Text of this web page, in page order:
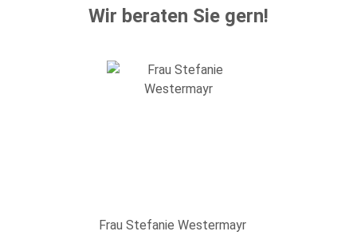
Wir beraten Sie gern!
Frau Stefanie Westermayr